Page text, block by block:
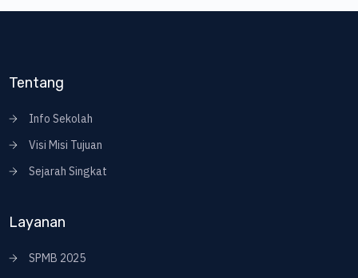
Tentang
Info Sekolah
Visi Misi Tujuan
Sejarah Singkat
Layanan
SPMB 2025